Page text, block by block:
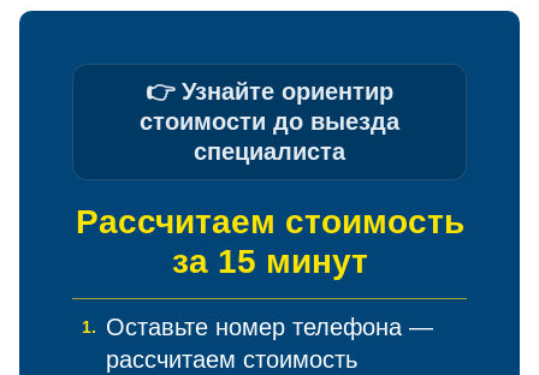
👉 Узнайте ориентир
стоимости до выезда
специалиста
Рассчитаем стоимость
за 15 минут
1.
Оставьте номер телефона —
рассчитаем стоимость